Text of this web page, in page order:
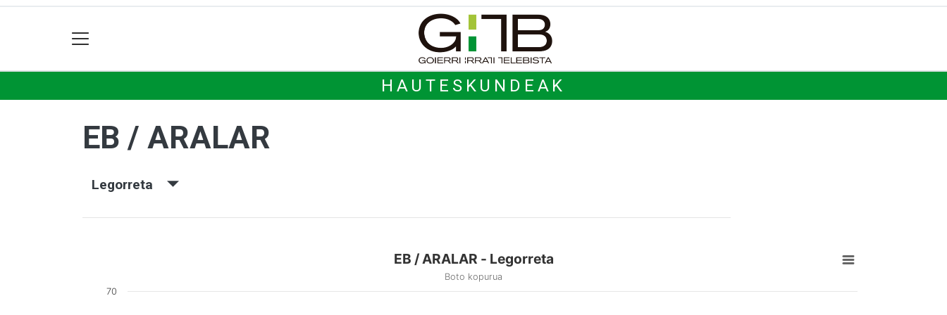
HAUTESKUNDEAK
EB / ARALAR
Legorreta
EB / ARALAR - Legorreta
Boto kopurua
70